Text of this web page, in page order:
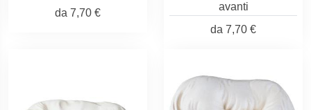
da 7,70 €
avanti
da 7,70 €